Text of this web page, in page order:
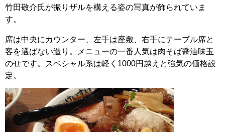
竹田敬介氏が振りザルを構える姿の写真が飾られていま
す。
席は中央にカウンター、左手は座敷、右手にテーブル席と
客を選ばない造り。メニューの一番人気は肉そば醤油味玉
のせです。スペシャル系は軽く1000円越えと強気の価格設
定。